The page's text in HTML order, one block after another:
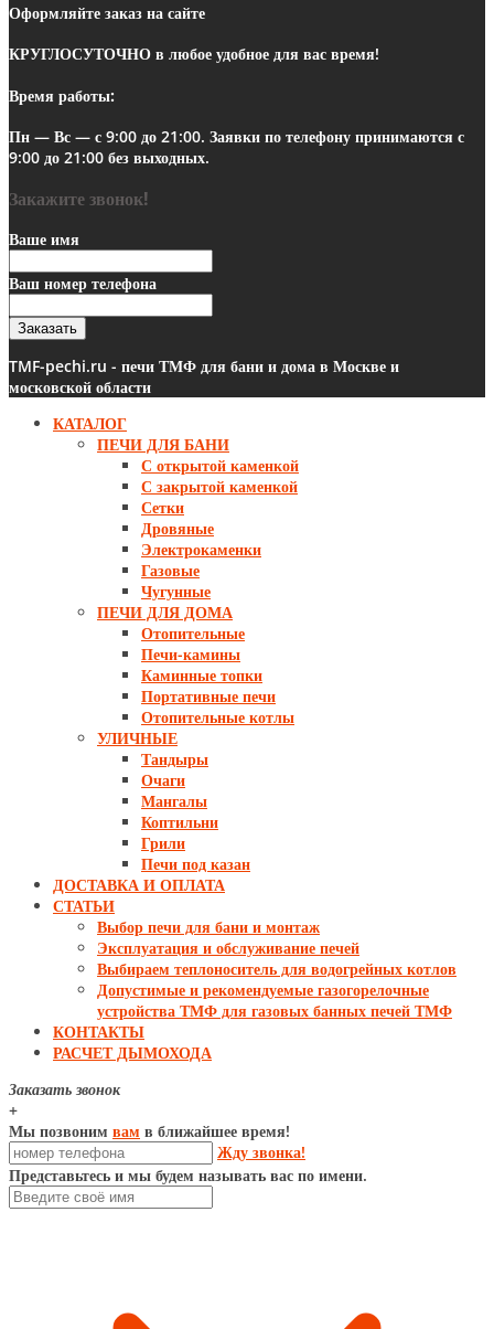
Оформляйте заказ на сайте
КРУГЛОСУТОЧНО в любое удобное для вас время!
Время работы:
Пн — Вс — с 9:00 до 21:00. Заявки по телефону принимаются с
9:00 до 21:00 без выходных.
Закажите звонок!
Ваше имя
Ваш номер телефона
Заказать
TMF-pechi.ru - печи ТМФ для бани и дома в Москве и
московской области
КАТАЛОГ
ПЕЧИ ДЛЯ БАНИ
С открытой каменкой
С закрытой каменкой
Сетки
Дровяные
Электрокаменки
Газовые
Чугунные
ПЕЧИ ДЛЯ ДОМА
Отопительные
Печи-камины
Каминные топки
Портативные печи
Отопительные котлы
УЛИЧНЫЕ
Тандыры
Очаги
Мангалы
Коптильни
Грили
Печи под казан
ДОСТАВКА И ОПЛАТА
СТАТЬИ
Выбор печи для бани и монтаж
Эксплуатация и обслуживание печей
Выбираем теплоноситель для водогрейных котлов
Допустимые и рекомендуемые газогорелочные
устройства ТМФ для газовых банных печей ТМФ
КОНТАКТЫ
РАСЧЕТ ДЫМОХОДА
Заказать звонок
+
Мы позвоним вам в ближайшее время!
Жду звонка!
Представьтесь и мы будем называть вас по имени.